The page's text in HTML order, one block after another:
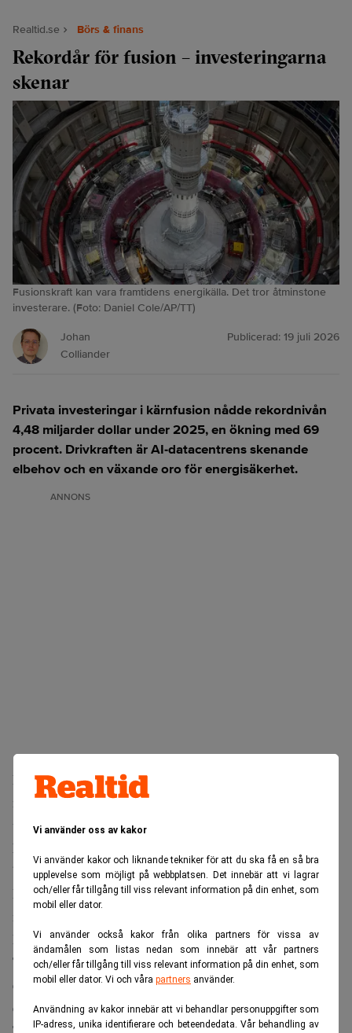
Vi använder oss av kakor
Vi använder kakor och liknande tekniker för att du ska få en så bra
upplevelse som möjligt på webbplatsen. Det innebär att vi lagrar
och/eller får tillgång till viss relevant information på din enhet, som
mobil eller dator.
Vi använder också kakor från olika partners för vissa av
ändamålen som listas nedan som innebär att vår partners
och/eller får tillgång till viss relevant information på din enhet, som
mobil eller dator. Vi och våra partners använder.
Användning av kakor innebär att vi behandlar personuppgifter som
IP-adress, unika identifierare och beteendedata. Vår behandling av
Realtid.se Börs & finans
Rekordår för fusion – investeringarna
skenar
Fusionskraft kan vara framtidens energikälla. Det tror åtminstone
investerare. (Foto: Daniel Cole/AP/TT)
Johan
Colliander
Publicerad: 19 juli 2026
Privata investeringar i kärnfusion nådde rekordnivån
4,48 miljarder dollar under 2025, en ökning med 69
procent. Drivkraften är AI-datacentrens skenande
elbehov och en växande oro för energisäkerhet.
ANNONS
Enligt FIA räknar omkring 71 procent av fusionsbolagen
nu med att leverera kommersiell el till elnätet någon gång
under 2030-talet, rapporterar
Missa inte:
batterigenombrott. Realtid
Förtroendet har börjat omsättas i konkreta avtal om
markval och elleveranser med techbolagen.
Bindande avtal med Microsoft
Tydligast är Helion Energy, som för tre år sedan tecknade
ett elköpsavtal med Microsoft om minst 50 megawatt från
ett kommersiellt fusionskraftverk till 2028.